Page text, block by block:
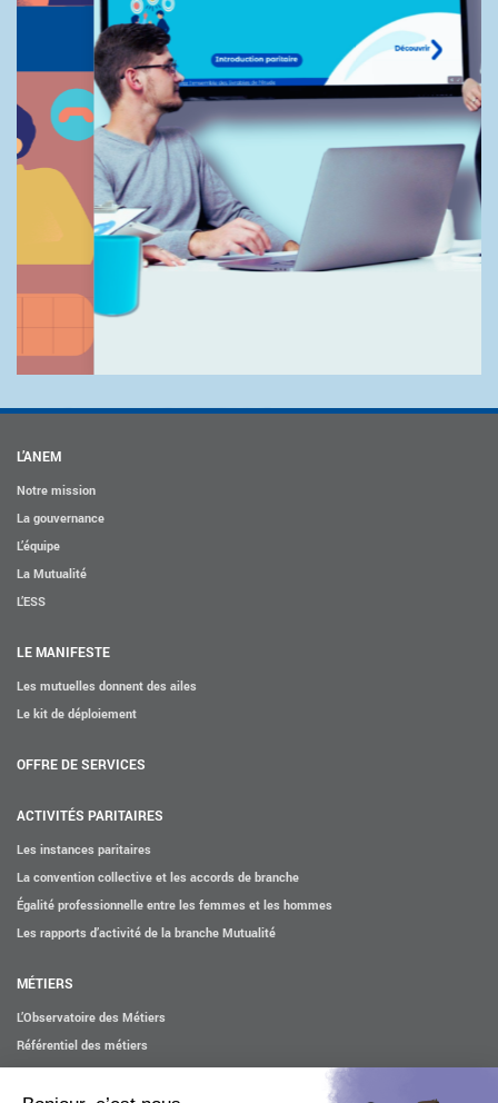
L’ANEM
Notre mission
La gouvernance
L’équipe
La Mutualité
L’ESS
LE MANIFESTE
Les mutuelles donnent des ailes
Le kit de déploiement
OFFRE DE SERVICES
ACTIVITÉS PARITAIRES
Les instances paritaires
La convention collective et les accords de branche
Égalité professionnelle entre les femmes et les hommes
Les rapports d’activité de la branche Mutualité
MÉTIERS
L’Observatoire des Métiers
Référentiel des métiers
Certifications professionnelles